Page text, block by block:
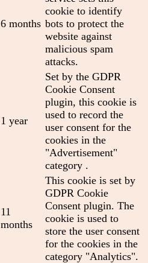
6 months
cookie to identify
bots to protect the
website against
malicious spam
attacks.
1 year
Set by the GDPR
Cookie Consent
plugin, this cookie is
used to record the
user consent for the
cookies in the
"Advertisement"
category .
11
months
This cookie is set by
GDPR Cookie
Consent plugin. The
cookie is used to
store the user consent
for the cookies in the
category "Analytics".